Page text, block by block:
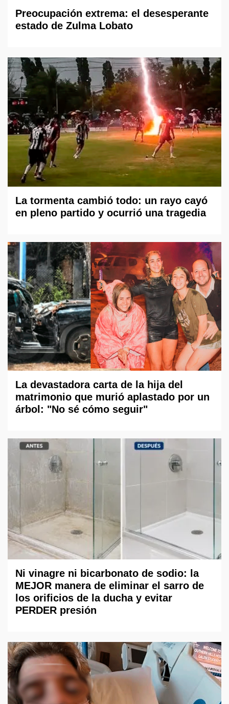
Preocupación extrema: el desesperante
estado de Zulma Lobato
La tormenta cambió todo: un rayo cayó
en pleno partido y ocurrió una tragedia
La devastadora carta de la hija del
matrimonio que murió aplastado por un
árbol: "No sé cómo seguir"
Ni vinagre ni bicarbonato de sodio: la
MEJOR manera de eliminar el sarro de
los orificios de la ducha y evitar
PERDER presión